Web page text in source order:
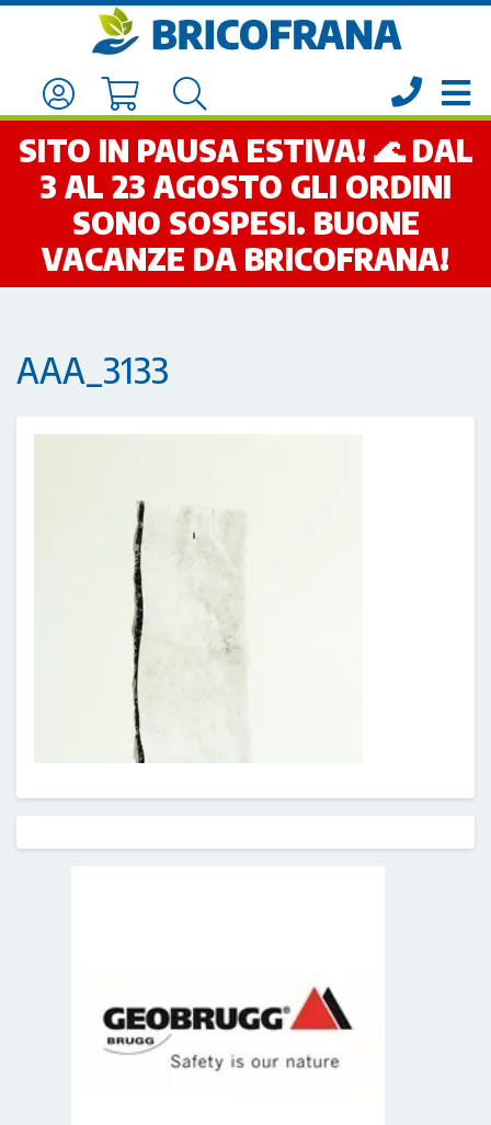
SITO IN PAUSA ESTIVA! 🌊 DAL
3 AL 23 AGOSTO GLI ORDINI
SONO SOSPESI. BUONE
VACANZE DA BRICOFRANA!
AAA_3133